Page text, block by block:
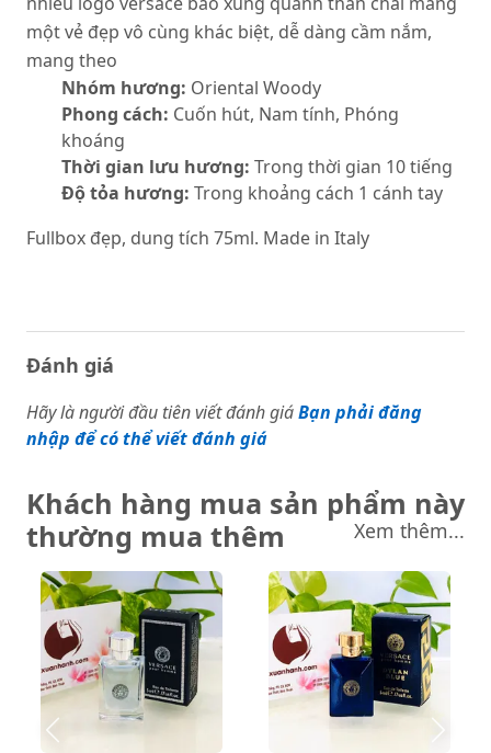
một vẻ đẹp vô cùng khác biệt, dễ dàng cầm nắm,
mang theo
Nhóm hương: Oriental Woody
Phong cách: Cuốn hút, Nam tính, Phóng
khoáng
Thời gian lưu hương: Trong thời gian 10 tiếng
Độ tỏa hương: Trong khoảng cách 1 cánh tay
Fullbox đẹp, dung tích 75ml. Made in Italy
Đánh giá
Hãy là người đầu tiên viết đánh giáBạn phải đăng
nhập để có thể viết đánh giá
Khách hàng mua sản phẩm này
thường mua thêm
Xem thêm...